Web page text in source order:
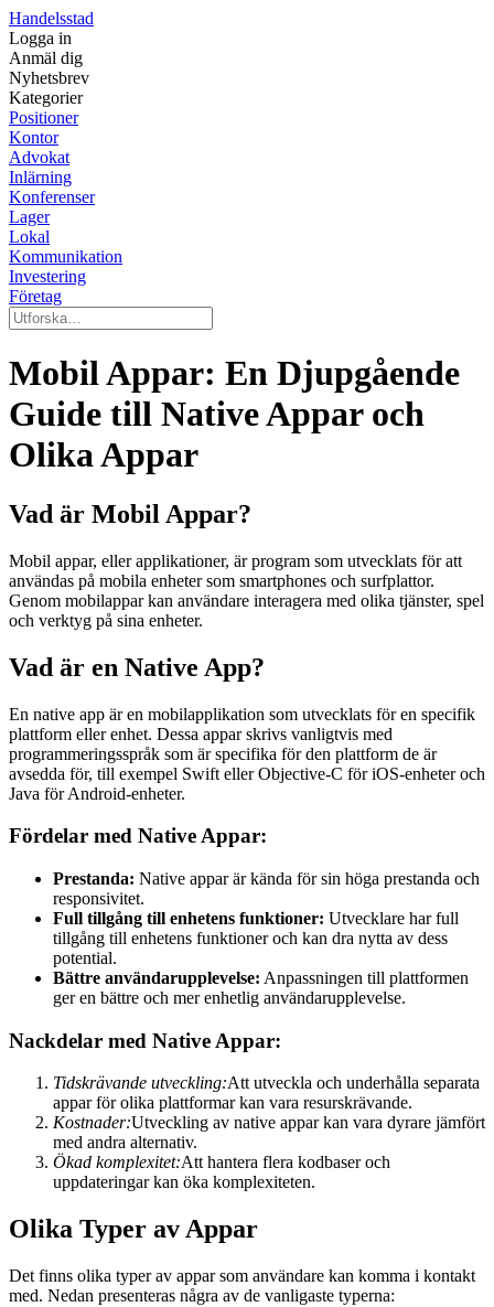
Handelsstad
Logga in
Anmäl dig
Nyhetsbrev
Kategorier
Positioner
Kontor
Advokat
Inlärning
Konferenser
Lager
Lokal
Kommunikation
Investering
Företag
Mobil Appar: En Djupgående
Guide till Native Appar och
Olika Appar
Vad är Mobil Appar?
Mobil appar, eller applikationer, är program som utvecklats för att
användas på mobila enheter som smartphones och surfplattor.
Genom mobilappar kan användare interagera med olika tjänster, spel
och verktyg på sina enheter.
Vad är en Native App?
En native app är en mobilapplikation som utvecklats för en specifik
plattform eller enhet. Dessa appar skrivs vanligtvis med
programmeringsspråk som är specifika för den plattform de är
avsedda för, till exempel Swift eller Objective-C för iOS-enheter och
Java för Android-enheter.
Fördelar med Native Appar:
Prestanda: Native appar är kända för sin höga prestanda och
responsivitet.
Full tillgång till enhetens funktioner: Utvecklare har full
tillgång till enhetens funktioner och kan dra nytta av dess
potential.
Bättre användarupplevelse: Anpassningen till plattformen
ger en bättre och mer enhetlig användarupplevelse.
Nackdelar med Native Appar:
Tidskrävande utveckling:Att utveckla och underhålla separata
appar för olika plattformar kan vara resurskrävande.
Kostnader:Utveckling av native appar kan vara dyrare jämfört
med andra alternativ.
Ökad komplexitet:Att hantera flera kodbaser och
uppdateringar kan öka komplexiteten.
Olika Typer av Appar
Det finns olika typer av appar som användare kan komma i kontakt
med. Nedan presenteras några av de vanligaste typerna: